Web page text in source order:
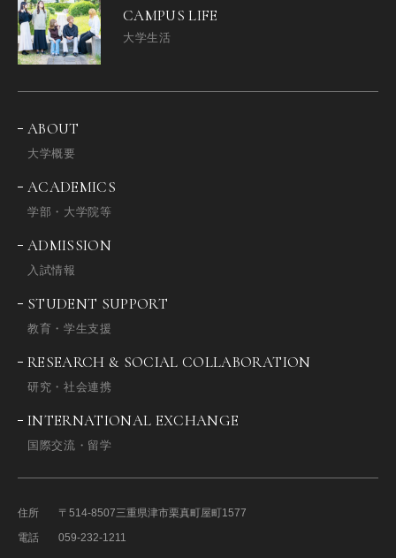
CAMPUS LIFE
大学生活
ABOUT
大学概要
ACADEMICS
学部・大学院等
ADMISSION
入試情報
STUDENT SUPPORT
教育・学生支援
RESEARCH & SOCIAL COLLABORATION
研究・社会連携
INTERNATIONAL EXCHANGE
国際交流・留学
住所 〒514-8507三重県津市栗真町屋町1577
電話
059-232-1211